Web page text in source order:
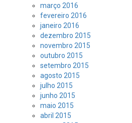
março 2016
fevereiro 2016
janeiro 2016
dezembro 2015
novembro 2015
outubro 2015
setembro 2015
agosto 2015
julho 2015
junho 2015
maio 2015
abril 2015